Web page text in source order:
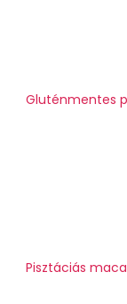
Gluténmentes
Pisztáciás